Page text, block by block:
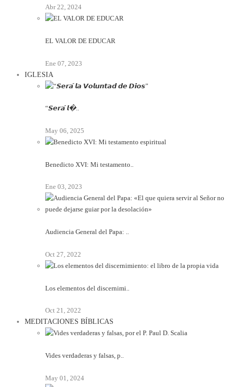
Abr 22, 2024
EL VALOR DE EDUCAR
Ene 07, 2023
IGLESIA
“𝙎𝙚𝙧𝙖́ 𝙡�..
May 06, 2025
Benedicto XVI: Mi testamento..
Ene 03, 2023
Audiencia General del Papa: ..
Oct 27, 2022
Los elementos del discernimi..
Oct 21, 2022
MEDITACIONES BÍBLICAS
Vides verdaderas y falsas, p..
May 01, 2024